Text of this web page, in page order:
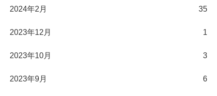
2024年2月 35
2023年12月 1
2023年10月 3
2023年9月 6